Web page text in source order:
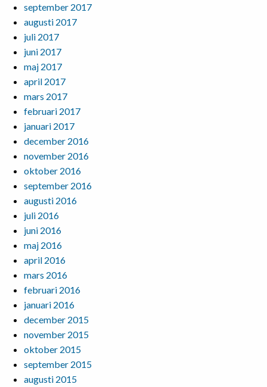
september 2017
augusti 2017
juli 2017
juni 2017
maj 2017
april 2017
mars 2017
februari 2017
januari 2017
december 2016
november 2016
oktober 2016
september 2016
augusti 2016
juli 2016
juni 2016
maj 2016
april 2016
mars 2016
februari 2016
januari 2016
december 2015
november 2015
oktober 2015
september 2015
augusti 2015